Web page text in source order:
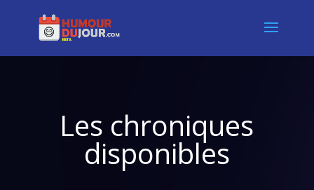
Les chroniques
disponibles